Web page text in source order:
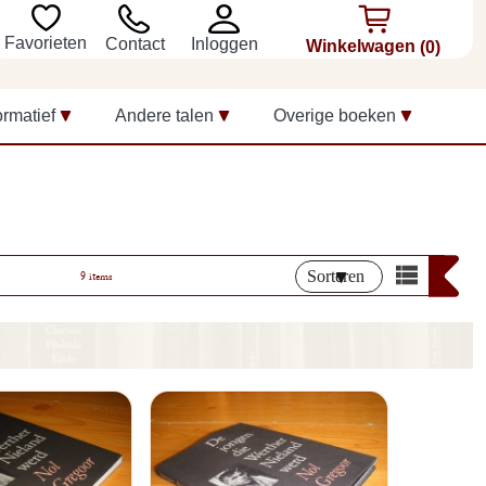
Favorieten Contact Inloggen Winkelwagen (0)
Andere talen Overige boeken
9 items Sorteren